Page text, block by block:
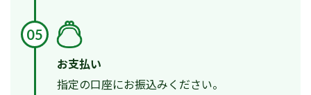
05
お支払い
指定の口座にお振込みください。